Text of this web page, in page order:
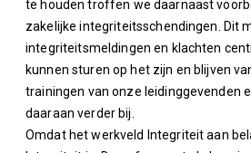
te houden troffen we daarnaast
zakelijke integriteitsschendingen. Dit
integriteitsmeldingen en klachten
kunnen sturen op het zijn en blijven
trainingen van onze leidinggevenden
daaraan verder bij.
Omdat het werkveld Integriteit aan